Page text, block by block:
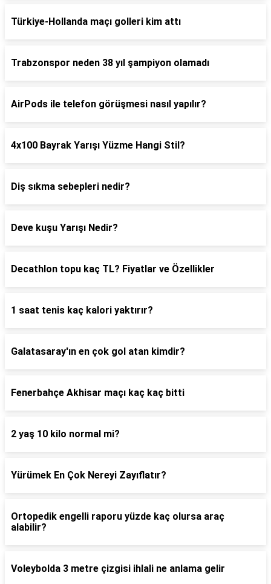
Türkiye-Hollanda maçı golleri kim attı
Trabzonspor neden 38 yıl şampiyon olamadı
AirPods ile telefon görüşmesi nasıl yapılır?
4x100 Bayrak Yarışı Yüzme Hangi Stil?
Diş sıkma sebepleri nedir?
Deve kuşu Yarışı Nedir?
Decathlon topu kaç TL? Fiyatlar ve Özellikler
1 saat tenis kaç kalori yaktırır?
Galatasaray'ın en çok gol atan kimdir?
Fenerbahçe Akhisar maçı kaç kaç bitti
2 yaş 10 kilo normal mi?
Yürümek En Çok Nereyi Zayıflatır?
Ortopedik engelli raporu yüzde kaç olursa araç
alabilir?
Voleybolda 3 metre çizgisi ihlali ne anlama gelir